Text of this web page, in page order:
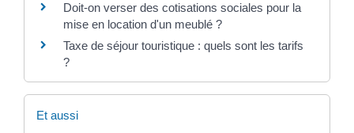
Doit-on verser des cotisations sociales pour la
mise en location d'un meublé ?
Taxe de séjour touristique : quels sont les tarifs
?
Et aussi